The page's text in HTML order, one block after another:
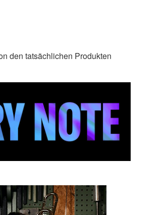
den tatsächlichen Produkten